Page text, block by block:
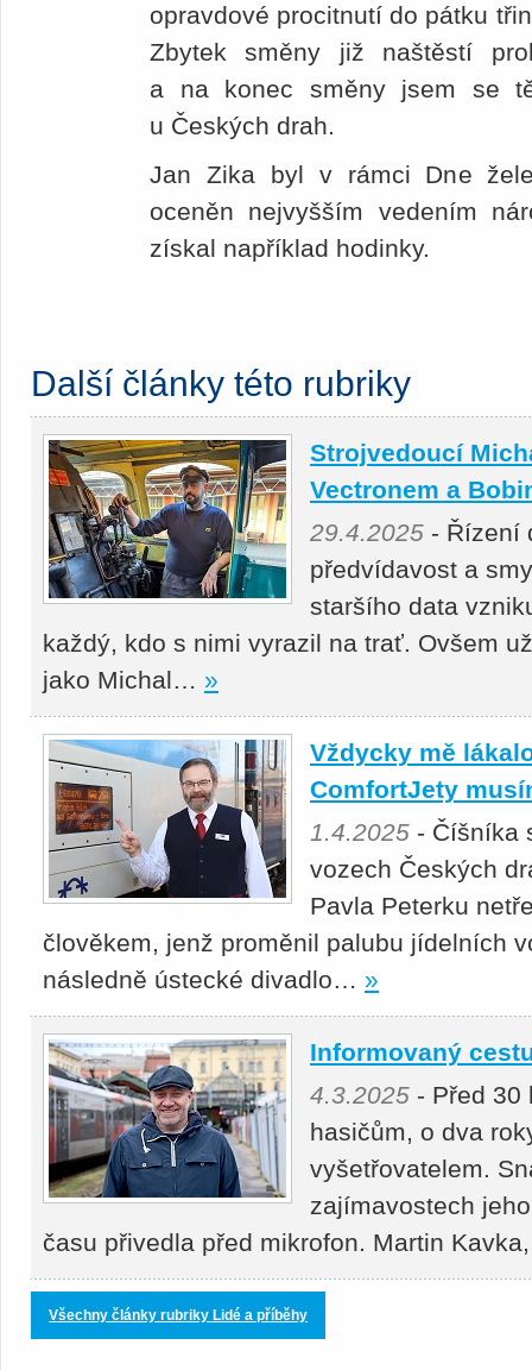
opravdové procitnutí do pátku
Zbytek směny již naštěstí
a na konec směny jsem se
u Českých drah.
Jan Zika byl v rámci Dne
oceněn nejvyšším vedením
získal například hodinky.
Další články této rubriky
Strojvedoucí
Vectronem a
29.4.2025 - Řízení
předvídavost a
staršího data
každý, kdo s nimi vyrazil na trať. Ovšem
jako Michal… »
Vždycky mě
ComfortJety
1.4.2025 - Číšníka
vozech Českých
Pavla Peterku
člověkem, jenž proměnil palubu jídelních
následně ústecké divadlo… »
Informovaný
4.3.2025 - Před 30
hasičům, o dva
vyšetřovatelem.
zajímavostech
času přivedla před mikrofon. Martin
Všechny články rubriky Lidé a příběhy